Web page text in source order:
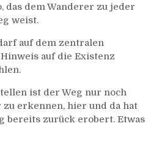
das dem Wanderer zu jeder
weist.
auf dem zentralen
auf die Existenz
ist der Weg nur noch
erkennen, hier und da hat
bereits zurück erobert. Etwas